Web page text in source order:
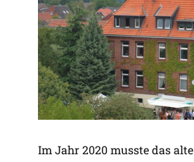
Im Jahr 2020 musste das alte